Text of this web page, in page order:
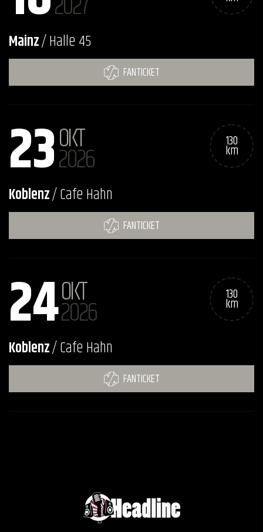
Mainz/ Halle 45
FANTICKET
23OKT
2026 130
km
Koblenz/ Cafe Hahn
FANTICKET
24OKT
2026 130
km
Koblenz/ Cafe Hahn
FANTICKET